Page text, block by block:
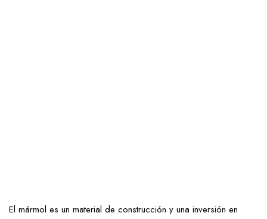
El mármol es un material de construcción y una inversión en